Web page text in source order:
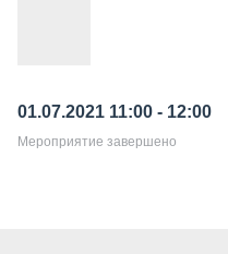
01.07.2021 11:00 - 12:00
Мероприятие завершено